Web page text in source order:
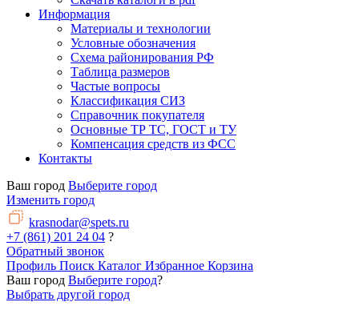
Информация
Материалы и технологии
Условные обозначения
Схема районирования РФ
Таблица размеров
Частые вопросы
Классификация СИЗ
Справочник покупателя
Основные ТР ТС, ГОСТ и ТУ
Компенсация средств из ФСС
Контакты
Ваш город Выберите город
Изменить город
krasnodar@spets.ru
+7 (861) 201 24 04 ?
Обратный звонок
Профиль Поиск Каталог Избранное Корзина
Ваш город Выберите город?
Выбрать другой город